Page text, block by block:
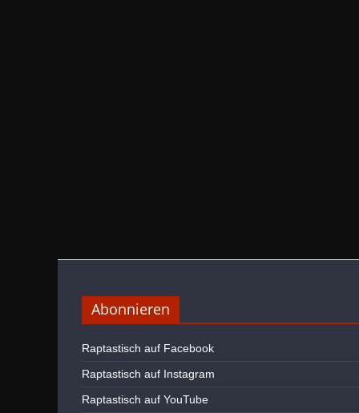
Abonnieren
Raptastisch auf Facebook
Raptastisch auf Instagram
Raptastisch auf YouTube